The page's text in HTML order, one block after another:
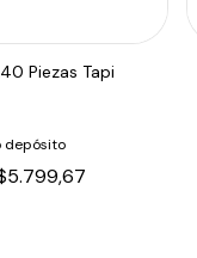
Piezas Tapi
depósito